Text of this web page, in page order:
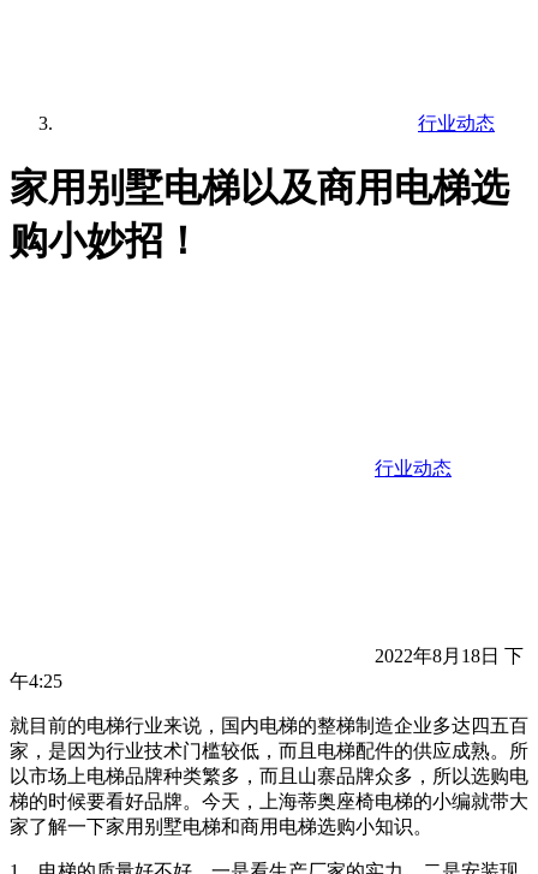
行业动态
家用别墅电梯以及商用电梯选
购小妙招！
行业动态
2022年8月18日 下
午4:25
就目前的电梯行业来说，国内电梯的整梯制造企业多达四五百
家，是因为行业技术门槛较低，而且电梯配件的供应成熟。所
以市场上电梯品牌种类繁多，而且山寨品牌众多，所以选购电
梯的时候要看好品牌。今天，上海蒂奥座椅电梯的小编就带大
家了解一下家用别墅电梯和商用电梯选购小知识。